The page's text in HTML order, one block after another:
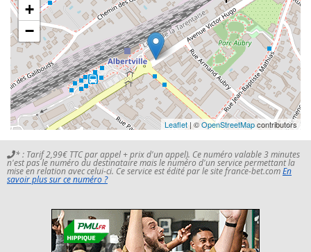
+
−
Leaflet | ©OpenStreetMapcontributors
* : Tarif 2,99€ TTC par appel + prix d'un appel). Ce numéro valable 3 minutes
n'est pas le numéro du destinataire mais le numéro d'un service permettant la
mise en relation avec celui-ci. Ce service est édité par le site france-bet.comEn
savoir plus sur ce numéro ?